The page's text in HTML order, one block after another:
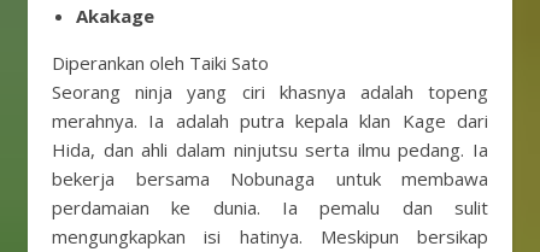
Akakage
Diperankan oleh Taiki Sato
Seorang ninja yang ciri khasnya adalah topeng
merahnya. Ia adalah putra kepala klan Kage dari
Hida, dan ahli dalam ninjutsu serta ilmu pedang. Ia
bekerja bersama Nobunaga untuk membawa
perdamaian ke dunia. Ia pemalu dan sulit
mengungkapkan isi hatinya. Meskipun bersikap